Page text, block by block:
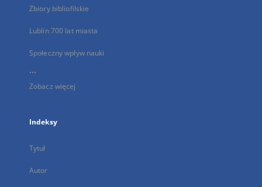
Zbiory bibliofilskie
Lublin 700 lat miasta
Społeczny wpływ nauki
...
Zobacz więcej
Indeksy
Tytuł
Autor